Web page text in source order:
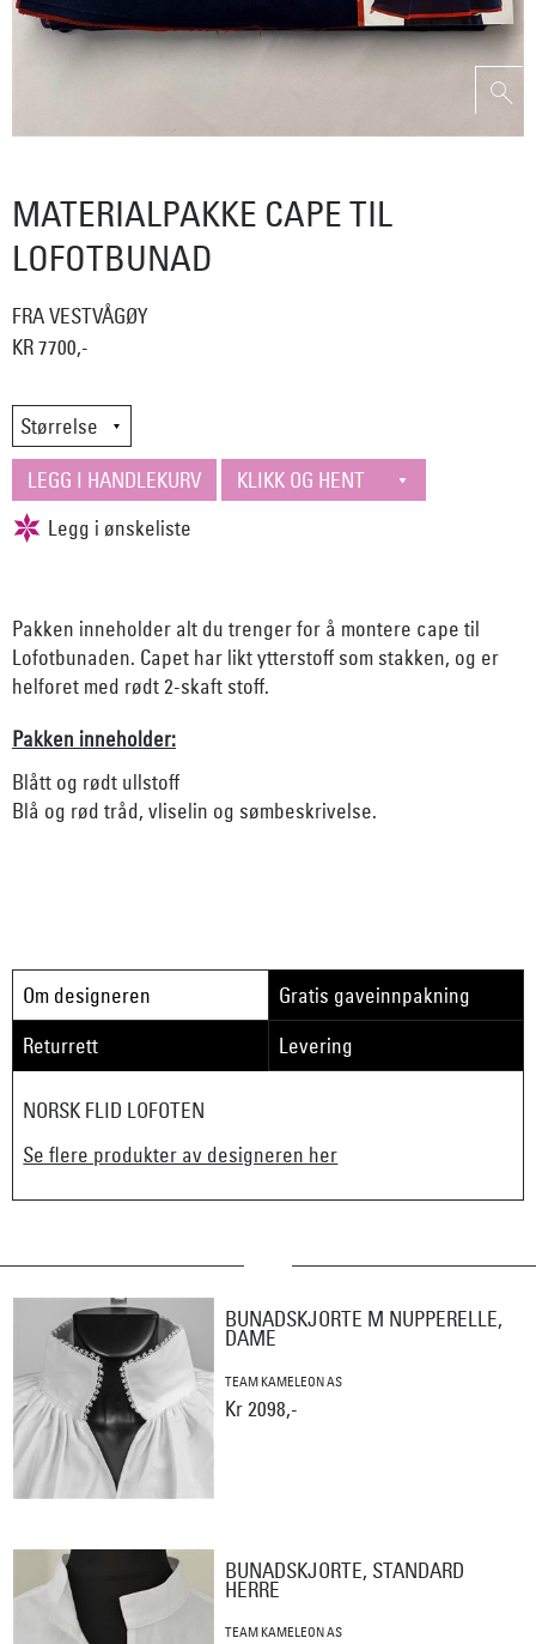
MATERIALPAKKE CAPE TIL
LOFOTBUNAD
FRA VESTVÅGØY
KR 7700,-
Pakken inneholder alt du trenger for å montere cape til
Lofotbunaden. Capet har likt ytterstoff som stakken, og er
helforet med rødt 2-skaft stoff.
Pakken inneholder:
Blått og rødt ullstoff
Blå og rød tråd, vliselin og sømbeskrivelse.
Om designeren
Gratis gaveinnpakning
Returrett
Levering
NORSK FLID LOFOTEN
Se flere produkter av designeren her
BUNADSKJORTE M NUPPERELLE,
DAME
TEAM KAMELEON AS
Kr 2098,-
BUNADSKJORTE, STANDARD
HERRE
TEAM KAMELEON AS